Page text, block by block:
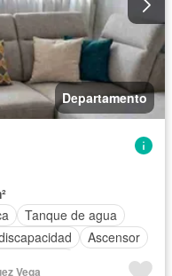
Departamento
Tanque de agua
Ascensor
Vega